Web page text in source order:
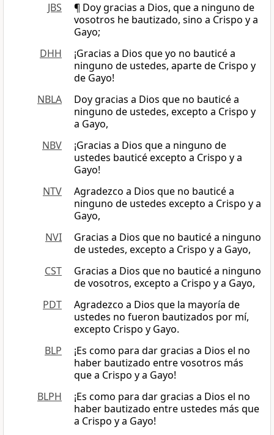
JBS
¶ Doy gracias a Dios, que a ninguno de
vosotros he bautizado, sino a Crispo y a
Gayo;
DHH
¡Gracias a Dios que yo no bauticé a
ninguno de ustedes, aparte de Crispo y
de Gayo!
NBLA
Doy gracias a Dios que no bauticé a
ninguno de ustedes, excepto a Crispo y
a Gayo,
NBV
¡Gracias a Dios que a ninguno de
ustedes bauticé excepto a Crispo y a
Gayo!
NTV
Agradezco a Dios que no bauticé a
ninguno de ustedes excepto a Crispo y a
Gayo,
NVI
Gracias a Dios que no bauticé a ninguno
de ustedes, excepto a Crispo y a Gayo,
CST
Gracias a Dios que no bauticé a ninguno
de vosotros, excepto a Crispo y a Gayo,
PDT
Agradezco a Dios que la mayoría de
ustedes no fueron bautizados por mí,
excepto Crispo y Gayo.
BLP
¡Es como para dar gracias a Dios el no
haber bautizado entre vosotros más
que a Crispo y a Gayo!
BLPH
¡Es como para dar gracias a Dios el no
haber bautizado entre ustedes más que
a Crispo y a Gayo!